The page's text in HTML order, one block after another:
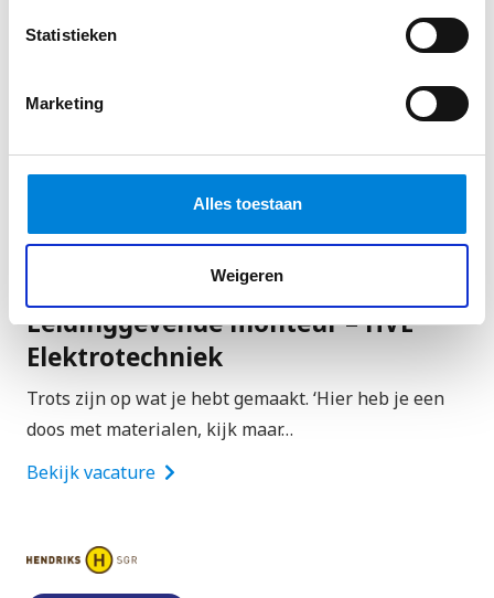
Statistieken
Marketing
Alles toestaan
Weigeren
Trots zijn op wat je hebt gemaakt. ‘Hier heb je een
Leidinggevende monteur – HVE
Elektrotechniek
Trots zijn op wat je hebt gemaakt. ‘Hier heb je een
doos met materialen, kijk maar…
Bekijk vacature